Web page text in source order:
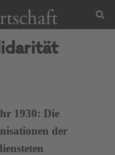
1930: Die
der